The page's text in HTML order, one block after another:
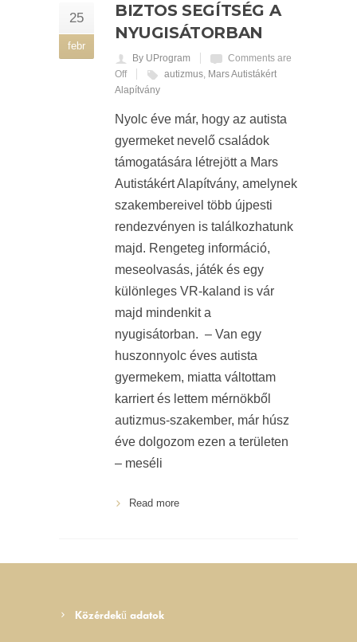
25
febr
BIZTOS SEGÍTSÉG A
NYUGISÁTORBAN
By UProgram
Comments are
Off
autizmus, Mars Autistákért
Alapítvány
Nyolc éve már, hogy az autista
gyermeket nevelő családok
támogatására létrejött a Mars
Autistákért Alapítvány, amelynek
szakembereivel több újpesti
rendezvényen is találkozhatunk
majd. Rengeteg információ,
meseolvasás, játék és egy
különleges VR-kaland is vár
majd mindenkit a
nyugisátorban. – Van egy
huszonnyolc éves autista
gyermekem, miatta váltottam
karriert és lettem mérnökből
autizmus-szakember, már húsz
éve dolgozom ezen a területen
– meséli
Read more
Közérdekű adatok